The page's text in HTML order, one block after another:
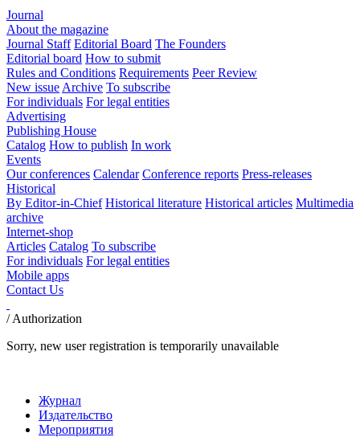
Journal
About the magazine
Journal Staff Editorial Board The Founders
Editorial board How to submit
Rules and Conditions Requirements Peer Review
New issue Archive To subscribe
For individuals For legal entities
Advertising
Publishing House
Catalog How to publish In work
Events
Our conferences Calendar Conference reports Press-releases
Historical
By Editor-in-Chief Historical literature Historical articles Multimedia
archive
Internet-shop
Articles Catalog To subscribe
For individuals For legal entities
Mobile apps
Contact Us
/Authorization
Sorry, new user registration is temporarily unavailable
Журнал
Издательство
Мероприятия